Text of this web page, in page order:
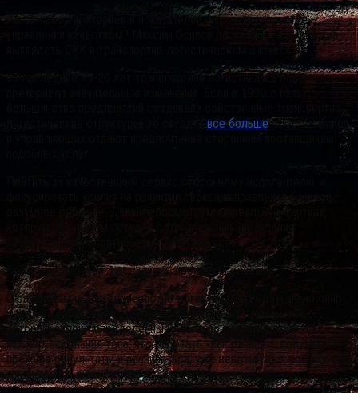
Какой набор критериев и показателей формирует понятие
управления качеством? Максим Осипов расскажет, как должна
За последние 15-20 лет транспортная логистика в России
все большесобственников
и управляющих отдают предпочтение сторонним поставщикам
разумное решение. Давайте посмотрим на реальную картину,
которую мы имеем сегодня с точки зрения управления
качеством транспортно-логистических услуг.
Без премудростей, так сказать, простыми словами.
С развитием рынка транспортно-логистических услуг неуклонно
росла и конкуренция. Для каждого игрока на этом рынке,
который строил определенные планы по развитию, наступал
момент осознания того, что работать «как раньше», получать
прежние результаты и развиваться, уже невозможно, потому что
изменился рынок.